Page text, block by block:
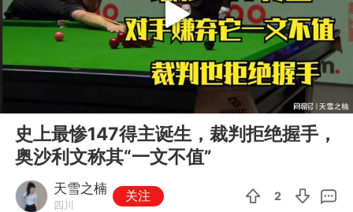
05:43
Play
史上最惨147得主诞生，裁判拒绝握手，
奥沙利文称其“一文不值”
天雪之楠
四川
关注 2